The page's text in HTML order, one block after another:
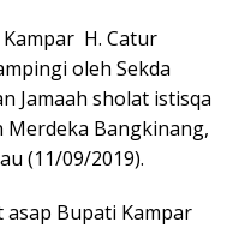
H. Catur
oleh Sekda
Jamaah sholat istisqa
Merdeka Bangkinang,
(11/09/2019).
Bupati Kampar